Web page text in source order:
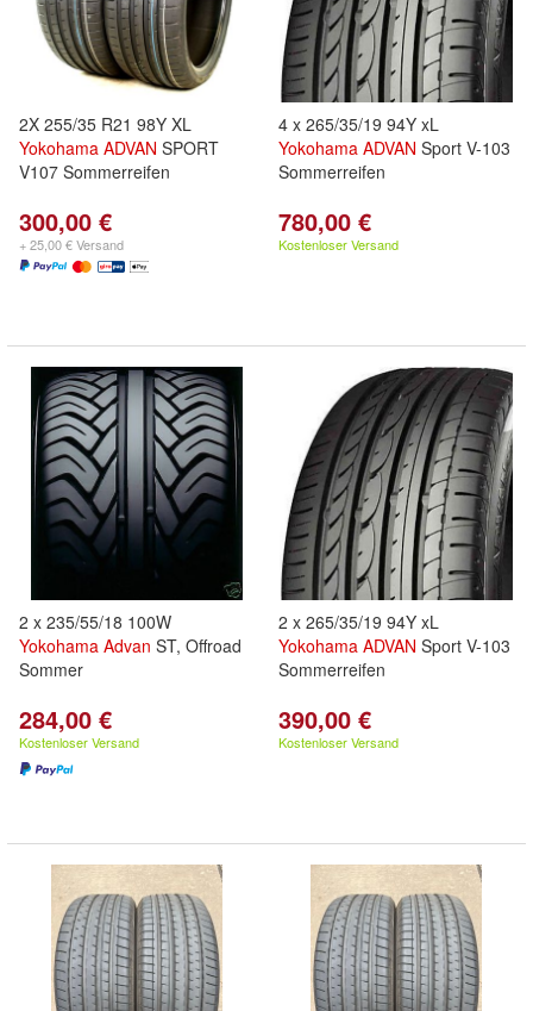
2X 255/35 R21 98Y XL
Yokohama ADVAN SPORT
V107 Sommerreifen
300,00 €
+ 25,00 € Versand
4 x 265/35/19 94Y xL
Yokohama ADVAN Sport V-103
Sommerreifen
780,00 €
Kostenloser Versand
2 x 235/55/18 100W
Yokohama Advan ST, Offroad
Sommer
284,00 €
Kostenloser Versand
2 x 265/35/19 94Y xL
Yokohama ADVAN Sport V-103
Sommerreifen
390,00 €
Kostenloser Versand